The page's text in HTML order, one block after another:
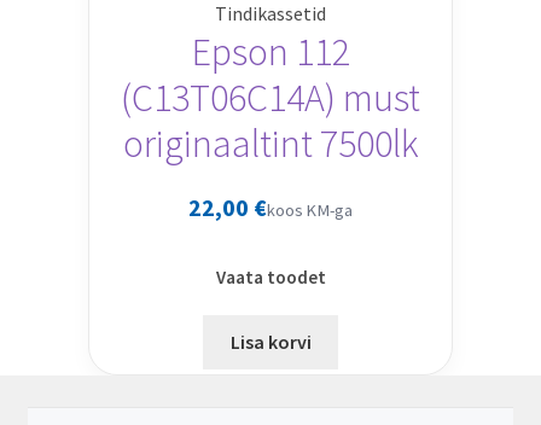
Tindikassetid
Epson 112
(C13T06C14A) must
originaaltint 7500lk
22,00 €koos KM-ga
Vaata toodet
Lisa korvi